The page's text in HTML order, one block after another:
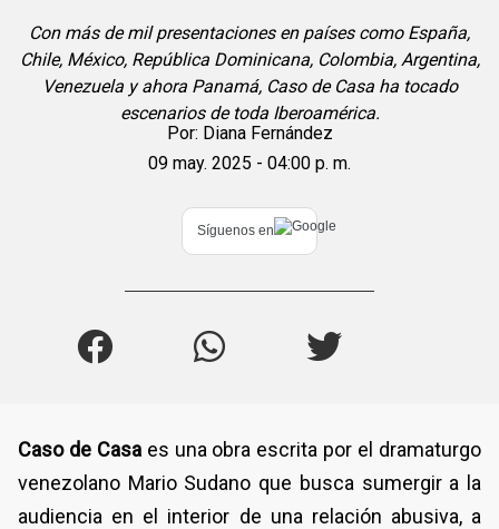
Con más de mil presentaciones en países como España,
Chile, México, República Dominicana, Colombia, Argentina,
Venezuela y ahora Panamá, Caso de Casa ha tocado
escenarios de toda Iberoamérica.
Por: Diana Fernández
09 may. 2025 - 04:00 p. m.
Síguenos en
Caso de Casaes una obra escrita por el dramaturgo
venezolano Mario Sudano que busca sumergir a la
audiencia en el interior de una relación abusiva, a